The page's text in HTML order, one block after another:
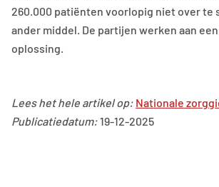
260.000 patiënten voorlopig niet over te
ander middel. De partijen werken aan
oplossing.
Lees het hele artikel op: Nationale
Publicatiedatum:19-12-2025